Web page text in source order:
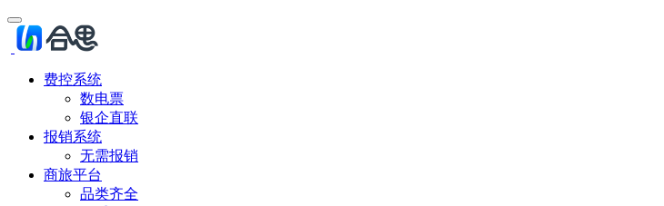
费控系统
数电票
银企直联
报销系统
无需报销
商旅平台
品类齐全